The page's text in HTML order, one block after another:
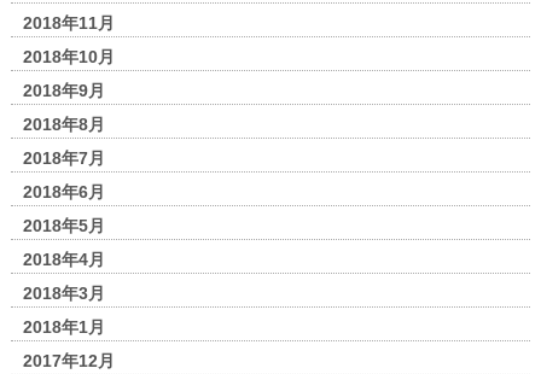
2018年11月
2018年10月
2018年9月
2018年8月
2018年7月
2018年6月
2018年5月
2018年4月
2018年3月
2018年1月
2017年12月